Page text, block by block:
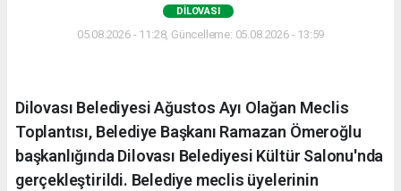
DILOVASI
05.08.2026 - 11:28, Güncelleme: 05.08.2026 - 13:59
Dilovası Belediyesi Ağustos Ayı Olağan Meclis
Toplantısı, Belediye Başkanı Ramazan Ömeroğlu
başkanlığında Dilovası Belediyesi Kültür Salonu'nda
gerçekleştirildi. Belediye meclis üyelerinin